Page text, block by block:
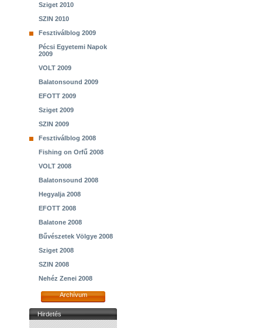
Sziget 2010
SZIN 2010
Fesztiválblog 2009
Pécsi Egyetemi Napok
2009
VOLT 2009
Balatonsound 2009
EFOTT 2009
Sziget 2009
SZIN 2009
Fesztiválblog 2008
Fishing on Orfű 2008
VOLT 2008
Balatonsound 2008
Hegyalja 2008
EFOTT 2008
Balatone 2008
Bűvészetek Völgye 2008
Sziget 2008
SZIN 2008
Nehéz Zenei 2008
Archívum
Hirdetés